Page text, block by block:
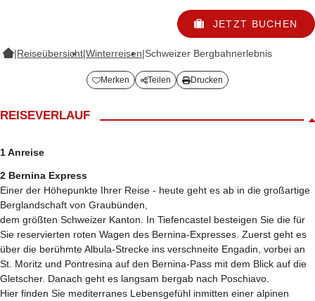
JETZT BUCHEN
|Reiseübersicht|Winterreisen|Schweizer Bergbahnerlebnis
Merken Teilen Drucken
REISEVERLAUF
1 Anreise
2 Bernina Express
Einer der Höhepunkte Ihrer Reise - heute geht es ab in die großartige
Berglandschaft von Graubünden,
dem größten Schweizer Kanton. In Tiefencastel besteigen Sie die für
Sie reservierten roten Wagen des Bernina-Expresses. Zuerst geht es
über die berühmte Albula-Strecke ins verschneite Engadin, vorbei an
St. Moritz und Pontresina auf den Bernina-Pass mit dem Blick auf die
Gletscher. Danach geht es langsam bergab nach Poschiavo.
Hier finden Sie mediterranes Lebensgefühl inmitten einer alpinen